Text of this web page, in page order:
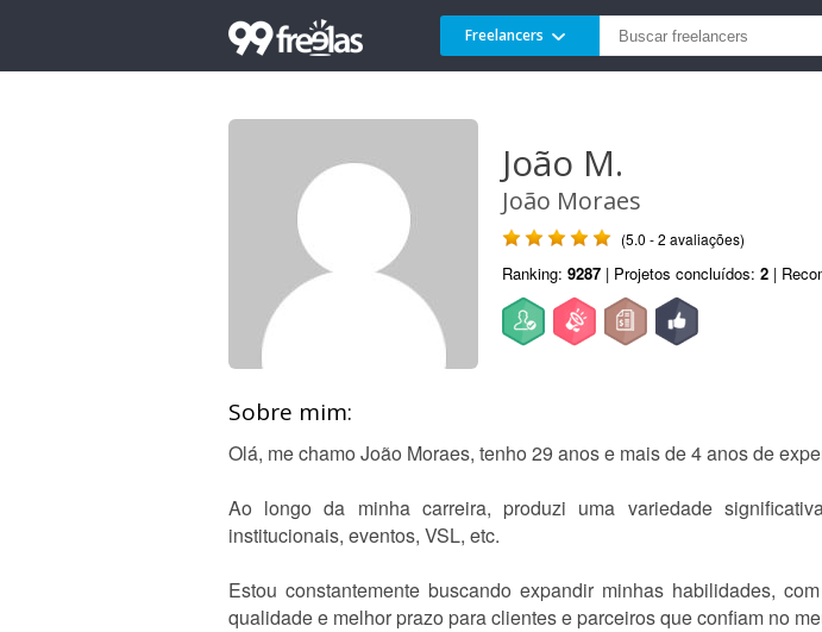
Freelancers
João M.
João Moraes
(5.0 - 2 avaliações)
Ranking: 9287 | Projetos concluídos: 2 |
Sobre mim:
Olá, me chamo João Moraes, tenho 29 anos e mais de 4 anos de
Ao longo da minha carreira, produzi uma variedade
institucionais, eventos, VSL, etc.
Estou constantemente buscando expandir minhas habilidades,
qualidade e melhor prazo para clientes e parceiros que confiam no